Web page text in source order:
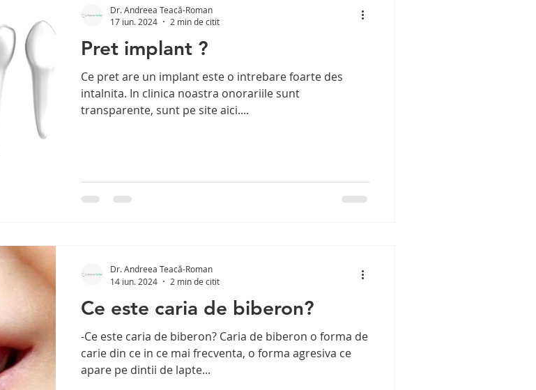
Pret implant ?
Ce pret are un implant este o intrebare foarte des
intalnita. In clinica noastra onorariile sunt
transparente, sunt pe site aici....
Dr. Andreea Teacă-Roman
17 iun. 2024
2 min de citit
Ce este caria de biberon?
-Ce este caria de biberon? Caria de biberon o forma de
carie din ce in ce mai frecventa, o forma agresiva ce
apare pe dintii de lapte...
Dr. Andreea Teacă-Roman
14 iun. 2024
2 min de citit